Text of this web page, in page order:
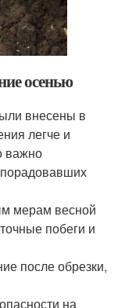
осенью
внесены в
легче и
важно
порадовавших
мерам весной
побеги и
после обрезки,
на